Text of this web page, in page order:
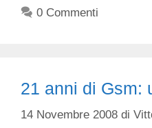
0 Commenti
21 anni di Gsm:
14 Novembre 2008 di